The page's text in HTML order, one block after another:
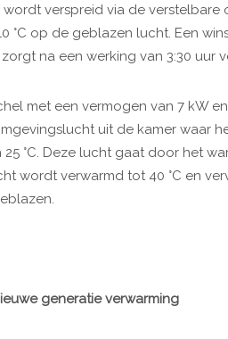
verspreid via de verstelbare
°C op de geblazen lucht. Een
na een werking van 3:30 uur
met een vermogen van 7 kW
uit de kamer waar
°C. Deze lucht gaat door het
wordt verwarmd tot 40 °C en
generatie verwarming